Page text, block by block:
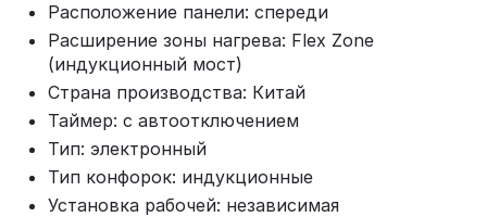
Расположение панели: спереди
Расширение зоны нагрева: Flex Zone
(индукционный мост)
Страна производства: Китай
Таймер: с автоотключением
Тип: электронный
Тип конфорок: индукционные
Установка рабочей: независимая